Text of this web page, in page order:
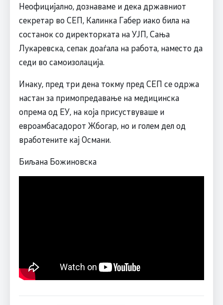
Неофицијално, дознаваме и дека државниот
секретар во СЕП, Калинка Габер иако била на
состанок со директорката на УЈП, Сања
Лукаревска, сепак доаѓала на работа, наместо да
седи во самоизолација.
Инаку, пред три дена токму пред СЕП се одржа
настан за примопредавање на медицинска
опрема од ЕУ, на која присуствуваше и
евроамбасадорот Жбогар, но и голем дел од
вработените кај Османи.
Биљана Божиновска